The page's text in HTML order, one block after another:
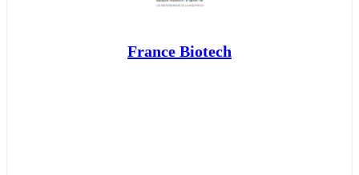
France Biotech